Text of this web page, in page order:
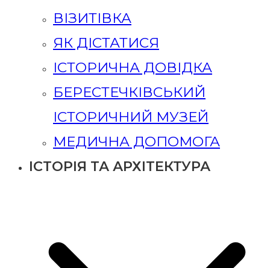
ВІЗИТІВКА
ЯК ДІСТАТИСЯ
ІСТОРИЧНА ДОВІДКА
БЕРЕСТЕЧКІВСЬКИЙ
ІСТОРИЧНИЙ МУЗЕЙ
МЕДИЧНА ДОПОМОГА
ІСТОРІЯ ТА АРХІТЕКТУРА